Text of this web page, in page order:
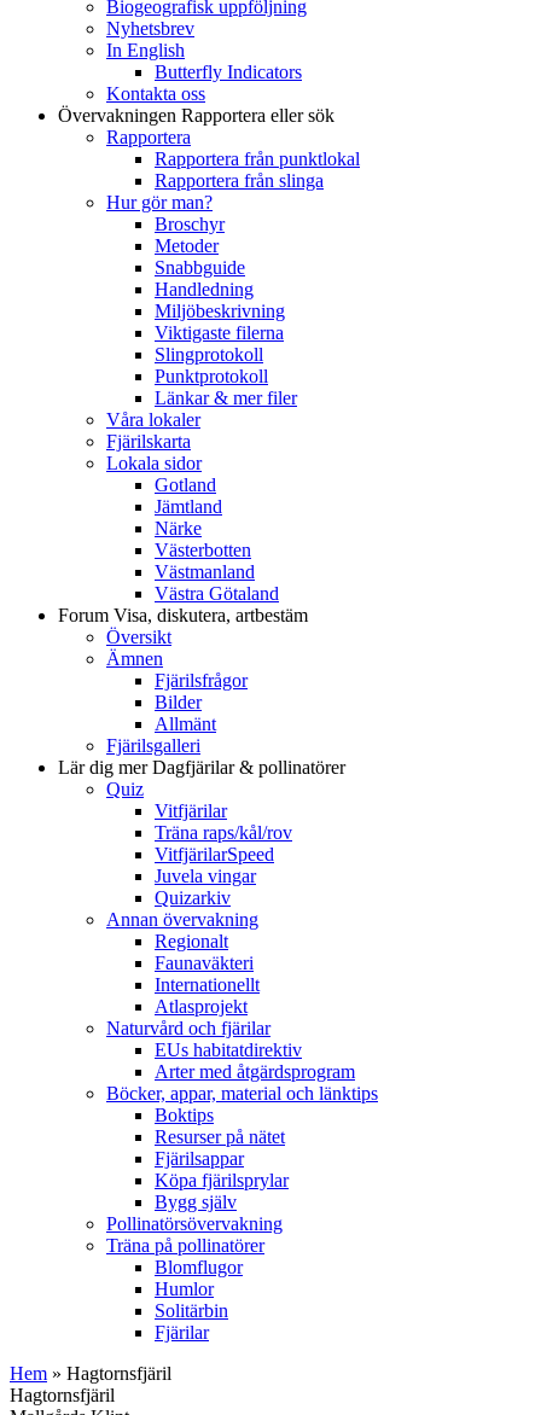
Biogeografisk uppföljning
Nyhetsbrev
In English
Butterfly Indicators
Kontakta oss
Övervakningen Rapportera eller sök
Rapportera
Rapportera från punktlokal
Rapportera från slinga
Hur gör man?
Broschyr
Metoder
Snabbguide
Handledning
Miljöbeskrivning
Viktigaste filerna
Slingprotokoll
Punktprotokoll
Länkar & mer filer
Våra lokaler
Fjärilskarta
Lokala sidor
Gotland
Jämtland
Närke
Västerbotten
Västmanland
Västra Götaland
Forum Visa, diskutera, artbestäm
Översikt
Ämnen
Fjärilsfrågor
Bilder
Allmänt
Fjärilsgalleri
Lär dig merDagfjärilar & pollinatörer
Quiz
Vitfjärilar
Träna raps/kål/rov
VitfjärilarSpeed
Juvela vingar
Quizarkiv
Annan övervakning
Regionalt
Faunaväkteri
Internationellt
Atlasprojekt
Naturvård och fjärilar
EUs habitatdirektiv
Arter med åtgärdsprogram
Böcker, appar, material och länktips
Boktips
Resurser på nätet
Fjärilsappar
Köpa fjärilsprylar
Bygg själv
Pollinatörsövervakning
Träna på pollinatörer
Blomflugor
Humlor
Solitärbin
Fjärilar
Hem » Hagtornsfjäril
Hagtornsfjäril